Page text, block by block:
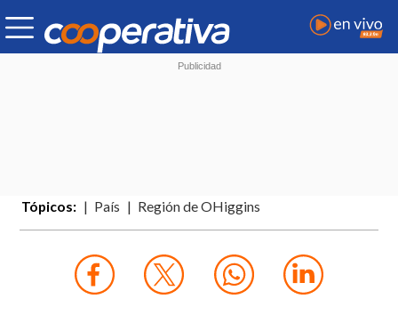
Tópicos: País Región de OHiggins